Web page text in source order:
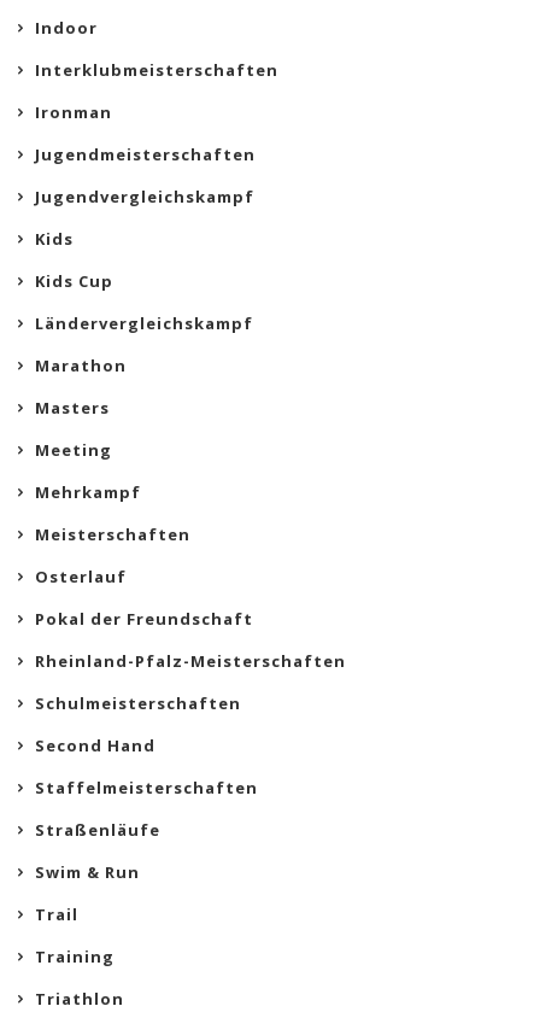
Indoor
Interklubmeisterschaften
Ironman
Jugendmeisterschaften
Jugendvergleichskampf
Kids
Kids Cup
Ländervergleichskampf
Marathon
Masters
Meeting
Mehrkampf
Meisterschaften
Osterlauf
Pokal der Freundschaft
Rheinland-Pfalz-Meisterschaften
Schulmeisterschaften
Second Hand
Staffelmeisterschaften
Straßenläufe
Swim & Run
Trail
Training
Triathlon